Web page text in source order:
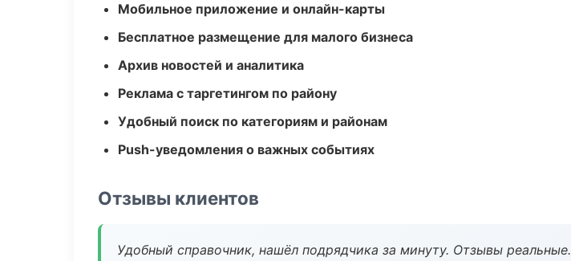
Мобильное приложение и онлайн-карты
Бесплатное размещение для малого бизнеса
Архив новостей и аналитика
Реклама с таргетингом по району
Удобный поиск по категориям и районам
Push-уведомления о важных событиях
Отзывы клиентов
Удобный справочник, нашёл подрядчика за минуту. Отзывы реальные.